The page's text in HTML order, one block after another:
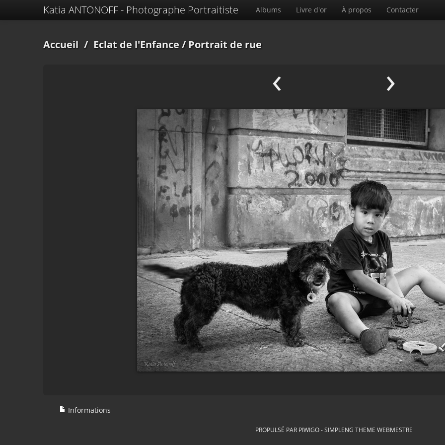
Katia ANTONOFF - Photographe Portraitiste Albums Livre d'or À propos Contacter
Accueil / Eclat de l'Enfance/ Portrait de rue
‹ ›
Informations
PROPULSÉ PAR PIWIGO-SIMPLENG THEME WEBMESTRE